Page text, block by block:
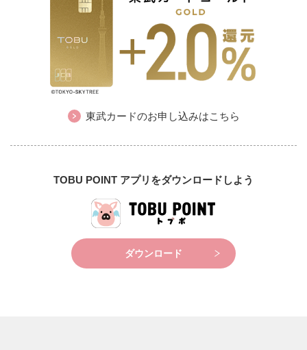
東武カードのお申し込みはこちら
TOBU POINT アプリをダウンロードしよう
ダウンロード